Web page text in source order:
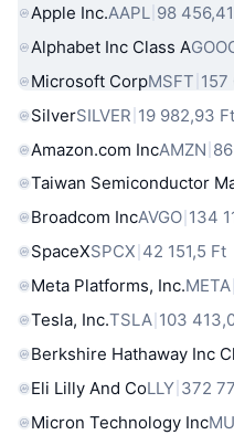
Apple Inc.AAPL 98
Alphabet Inc Class A
Microsoft CorpMSFT 157
SilverSILVER 19 982,93 Ft
Amazon.com IncAMZN
Taiwan Semiconductor
Broadcom IncAVGO 134
SpaceXSPCX 42 151,5 Ft
Meta Platforms, Inc.META
Tesla, Inc.TSLA 103
Berkshire Hathaway Inc
Eli Lilly And CoLLY 372
Micron Technology IncMU